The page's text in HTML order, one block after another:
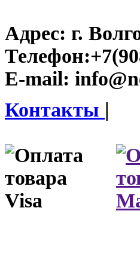
Адрес: г.
Телефон:
E-mail:
Контакты |